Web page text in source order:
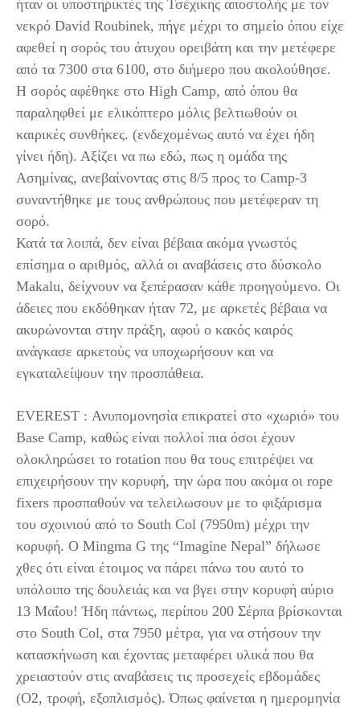
ήταν οι υποστηρικτές της Τσέχικης αποστολής με τον
νεκρό David Roubinek, πήγε μέχρι το σημείο όπου είχε
αφεθεί η σορός του άτυχου ορειβάτη και την μετέφερε
από τα 7300 στα 6100, στο διήμερο που ακολούθησε.
Η σορός αφέθηκε στο High Camp, από όπου θα
παραληφθεί με ελικόπτερο μόλις βελτιωθούν οι
καιρικές συνθήκες. (ενδεχομένως αυτό να έχει ήδη
γίνει ήδη). Αξίζει να πω εδώ, πως η ομάδα της
Ασημίνας, ανεβαίνοντας στις 8/5 προς το Camp-3
συναντήθηκε με τους ανθρώπους που μετέφεραν τη
σορό.
Κατά τα λοιπά, δεν είναι βέβαια ακόμα γνωστός
επίσημα ο αριθμός, αλλά οι αναβάσεις στο δύσκολο
Makalu, δείχνουν να ξεπέρασαν κάθε προηγούμενο. Οι
άδειες που εκδόθηκαν ήταν 72, με αρκετές βέβαια να
ακυρώνονται στην πράξη, αφού ο κακός καιρός
ανάγκασε αρκετούς να υποχωρήσουν και να
εγκαταλείψουν την προσπάθεια.
EVEREST : Ανυπομονησία επικρατεί στο «χωριό» του
Base Camp, καθώς είναι πολλοί πια όσοι έχουν
ολοκληρώσει το rotation που θα τους επιτρέψει να
επιχειρήσουν την κορυφή, την ώρα που ακόμα οι rope
fixers προσπαθούν να τελειλωσουν με το φιξάρισμα
του σχοινιού από το South Col (7950m) μέχρι την
κορυφή. Ο Mingma G της “Imagine Nepal” δήλωσε
χθες ότι είναι έτοιμος να πάρει πάνω του αυτό το
υπόλοιπο της δουλειάς και να βγει στην κορυφή αύριο
13 Μαΐου! Ήδη πάντως, περίπου 200 Σέρπα βρίσκονται
στο South Col, στα 7950 μέτρα, για να στήσουν την
κατασκήνωση και έχοντας μεταφέρει υλικά που θα
χρειαστούν στις αναβάσεις τις προσεχείς εβδομάδες
(Ο2, τροφή, εξοπλισμός). Όπως φαίνεται η ημερομηνία